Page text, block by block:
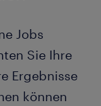
Jobs
Sie Ihre
Ergebnisse
können